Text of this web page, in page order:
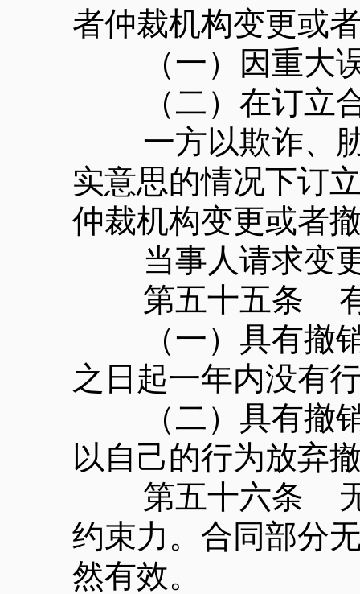
者仲裁机构变更或
（一）因重大误
（二）在订立合
一方以欺诈、胁
实意思的情况下订
仲裁机构变更或者
当事人请求变更
第五十五条 有
（一）具有撤销
之日起一年内没有
（二）具有撤销
以自己的行为放弃
第五十六条 无
约束力。合同部分
然有效。